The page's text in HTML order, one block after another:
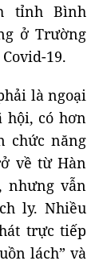
tỉnh Bình
ở Trường
19.
là ngoại
hội, có hơn
chức năng
về từ Hàn
nhưng vẫn
ly. Nhiều
trực tiếp
lách” và